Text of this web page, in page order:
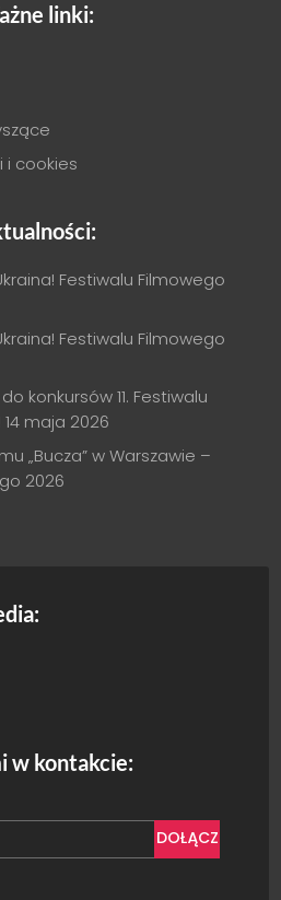
linki:
i cookies
Festiwalu Filmowego
Festiwalu Filmowego
konkursów 11. Festiwalu
14 maja 2026
„Bucza” w Warszawie –
2026
w kontakcie:
DOŁĄCZ